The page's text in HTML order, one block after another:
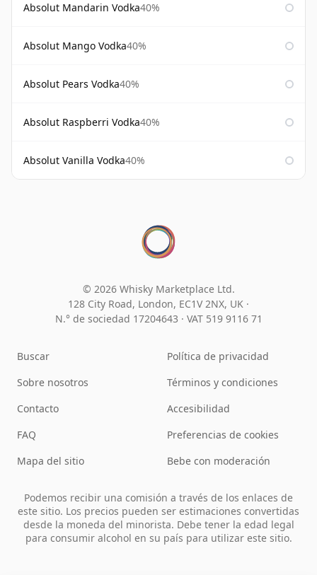
Absolut Mandarin Vodka40%
Absolut Mango Vodka40%
Absolut Pears Vodka40%
Absolut Raspberri Vodka40%
Absolut Vanilla Vodka40%
© 2026 Whisky Marketplace Ltd.
128 City Road, London, EC1V 2NX, UK ·
N.° de sociedad 17204643 · VAT 519 9116 71
Buscar
Sobre nosotros
Contacto
FAQ
Mapa del sitio
Política de privacidad
Términos y condiciones
Accesibilidad
Preferencias de cookies
Bebe con moderación
Podemos recibir una comisión a través de los enlaces de
este sitio. Los precios pueden ser estimaciones convertidas
desde la moneda del minorista. Debe tener la edad legal
para consumir alcohol en su país para utilizar este sitio.